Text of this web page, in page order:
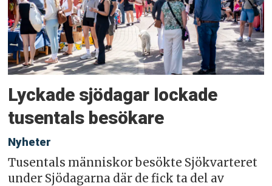
Lyckade sjödagar lockade
tusentals besökare
Nyheter
Tusentals människor besökte Sjökvarteret
under Sjödagarna där de fick ta del av